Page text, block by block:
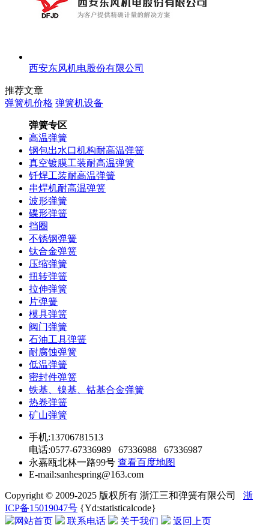
西安东风机电股份有限公司
推荐文章
弹簧机价格 弹簧机设备
弹簧专区
高温弹簧
钢包出水口机构耐高温弹簧
真空镀膜工装耐高温弹簧
钎焊工装耐高温弹簧
串焊机耐高温弹簧
波形弹簧
碟形弹簧
挡圈
不锈钢弹簧
钛合金弹簧
压缩弹簧
扭转弹簧
拉伸弹簧
片弹簧
模具弹簧
阀门弹簧
石油工具弹簧
耐腐蚀弹簧
低温弹簧
密封件弹簧
铁基、镍基、钴基合金弹簧
热卷弹簧
矿山弹簧
手机:13706781513
电话:0577-67336989 67336988 67336987
永嘉瓯北林一路99号 查看百度地图
E-mail:sanhespring@163.com
Copyright © 2009-2025 版权所有 浙江三和弹簧有限公司 浙
ICP备15019047号 {Yd:statisticalcode}
网站首页
联系电话 关于我们 返回上页